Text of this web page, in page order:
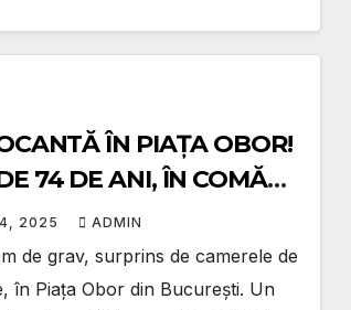
ÎN PIAȚA OBOR!
74 DE ANI, ÎN COMĂ
FOST LOVIT DE
UNUI STAND
2025 ADMIN
de grav, surprins de camerele de
în Piața Obor din București. Un